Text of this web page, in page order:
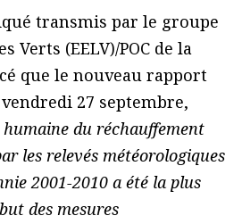
transmis par le groupe
Verts (EELV)/POC de la
que le nouveau rapport
27 septembre,
du réchauffement
les relevés météorologiques
2001-2010 a été la plus
des mesures